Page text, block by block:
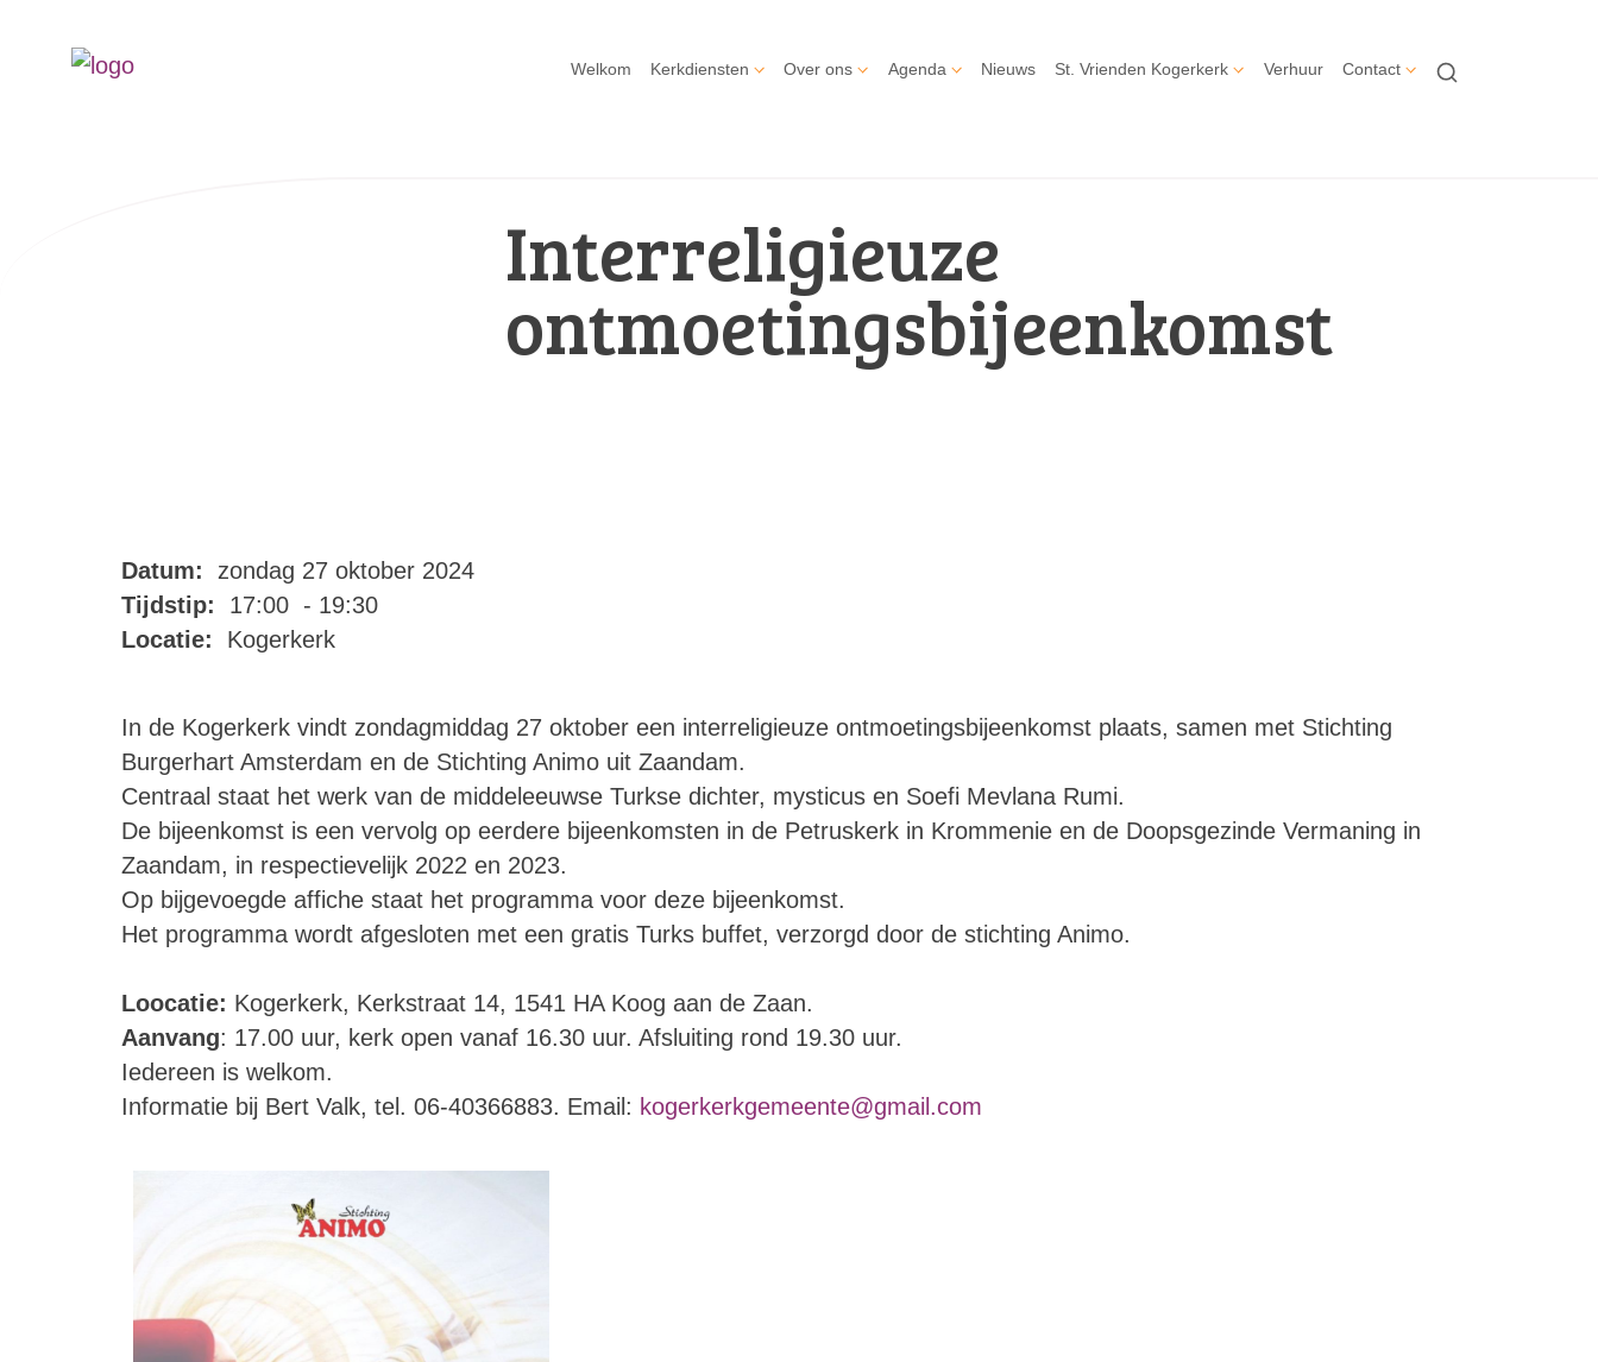
Welkom Kerkdiensten Over ons Agenda Nieuws St. Vrienden Kogerkerk Verhuur Contact
Interreligieuze
ontmoetingsbijeenkomst
Datum:
zondag 27 oktober 2024
Tijdstip:
17:00 - 19:30
Locatie:
Kogerkerk
In de Kogerkerk vindt zondagmiddag 27 oktober een interreligieuze ontmoetingsbijeenkomst plaats, samen met Stichting
Burgerhart Amsterdam en de Stichting Animo uit Zaandam.
Centraal staat het werk van de middeleeuwse Turkse dichter, mysticus en Soefi Mevlana Rumi.
De bijeenkomst is een vervolg op eerdere bijeenkomsten in de Petruskerk in Krommenie en de Doopsgezinde Vermaning in
Zaandam, in respectievelijk 2022 en 2023.
Op bijgevoegde affiche staat het programma voor deze bijeenkomst.
Het programma wordt afgesloten met een gratis Turks buffet, verzorgd door de stichting Animo.
Loocatie: Kogerkerk, Kerkstraat 14, 1541 HA Koog aan de Zaan.
Aanvang: 17.00 uur, kerk open vanaf 16.30 uur. Afsluiting rond 19.30 uur.
Iedereen is welkom.
Informatie bij Bert Valk, tel. 06-40366883. Email: kogerkerkgemeente@gmail.com